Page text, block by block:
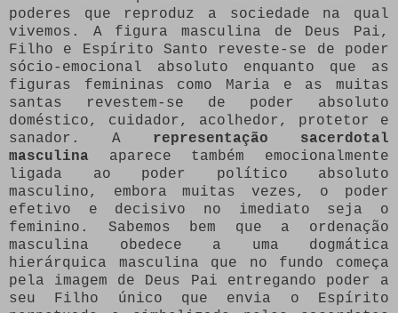
poderes que reproduz a sociedade na qual
vivemos. A figura masculina de Deus Pai,
Filho e Espírito Santo reveste-se de poder
sócio-emocional absoluto enquanto que as
figuras femininas como Maria e as muitas
santas revestem-se de poder absoluto
doméstico, cuidador, acolhedor, protetor e
sanador. A representação sacerdotal
masculina aparece também emocionalmente
ligada ao poder político absoluto
masculino, embora muitas vezes, o poder
efetivo e decisivo no imediato seja o
feminino. Sabemos bem que a ordenação
masculina obedece a uma dogmática
hierárquica masculina que no fundo começa
pela imagem de Deus Pai entregando poder a
seu Filho único que envia o Espírito